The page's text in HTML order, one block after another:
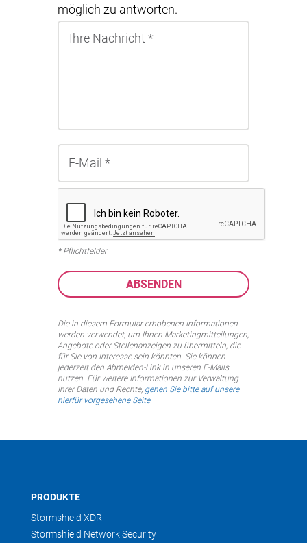
möglich zu antworten.
* Pflichtfelder
Die in diesem Formular erhobenen Informationen
werden verwendet, um Ihnen Marketingmitteilungen,
Angebote oder Stellenanzeigen zu übermitteln, die
für Sie von Interesse sein könnten. Sie können
jederzeit den Abmelden-Link in unseren E-Mails
nutzen. Für weitere Informationen zur Verwaltung
Ihrer Daten und Rechte, gehen Sie bitte auf unsere
hierfür vorgesehene Seite.
PRODUKTE
Stormshield XDR
Stormshield Network Security